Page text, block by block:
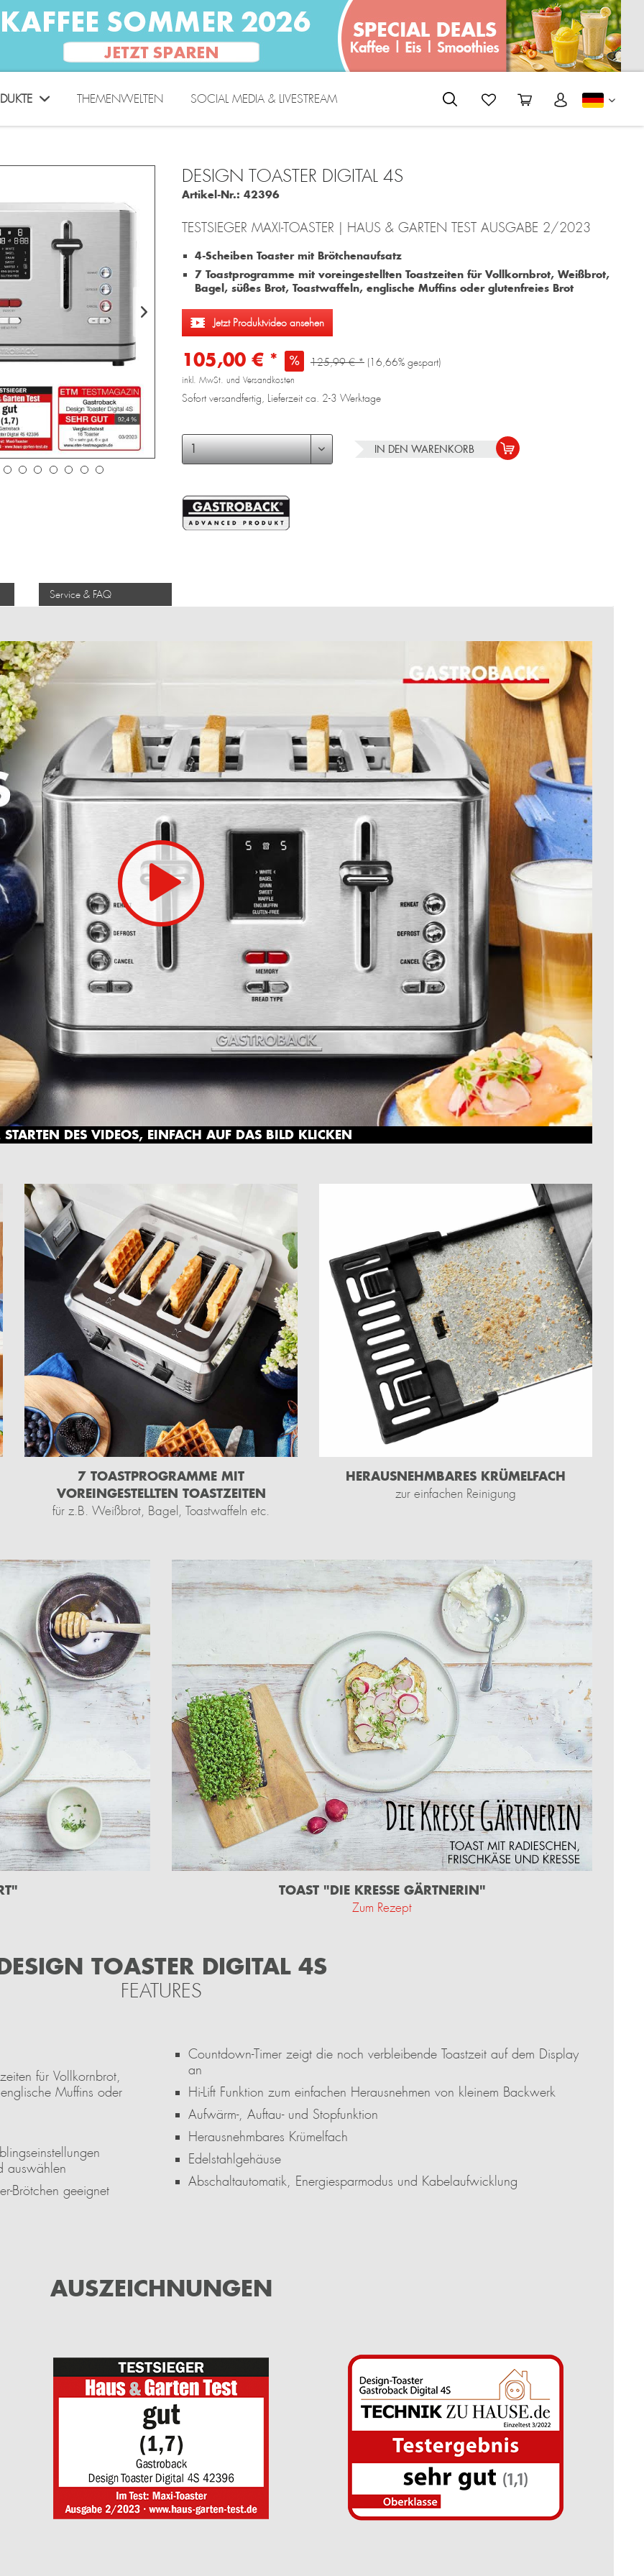
THEMENWELTEN SOCIAL MEDIA & LIVESTREAM
DESIGN TOASTER DIGITAL 4S
Artikel-Nr.: 42396
TESTSIEGER MAXI-TOASTER | HAUS & GARTEN TEST AUSGABE 2/2023
4-Scheiben Toaster mit Brötchenaufsatz
7 Toastprogramme mit voreingestellten Toastzeiten für Vollkornbrot, Weißbrot,
Bagel, süßes Brot, Toastwaffeln, englische Muffins oder glutenfreies Brot
Jetzt Produktvideo ansehen
105,00 € * 125,99 € * (16,66% gespart)
inkl. MwSt. und Versandkosten
Sofort versandfertig, Lieferzeit ca. 2-3 Werktage
IN DEN WARENKORB
Service & FAQ
DES VIDEOS, EINFACH AUF DAS BILD KLICKEN
7 TOASTPROGRAMME MIT
VOREINGESTELLTEN TOASTZEITEN
für z.B. Weißbrot, Bagel, Toastwaffeln etc.
HERAUSNEHMBARES KRÜMELFACH
zur einfachen Reinigung
TOAST "DIE KRESSE GÄRTNERIN"
Zum Rezept
TOASTER DIGITAL 4S
FEATURES
für Vollkornbrot,
Muffins oder
auswählen
Brötchen geeignet
Countdown-Timer zeigt die noch verbleibende Toastzeit auf dem Display
an
Hi-Lift Funktion zum einfachen Herausnehmen von kleinem Backwerk
Aufwärm-, Auftau- und Stopfunktion
Herausnehmbares Krümelfach
Edelstahlgehäuse
Abschaltautomatik, Energiesparmodus und Kabelaufwicklung
AUSZEICHNUNGEN